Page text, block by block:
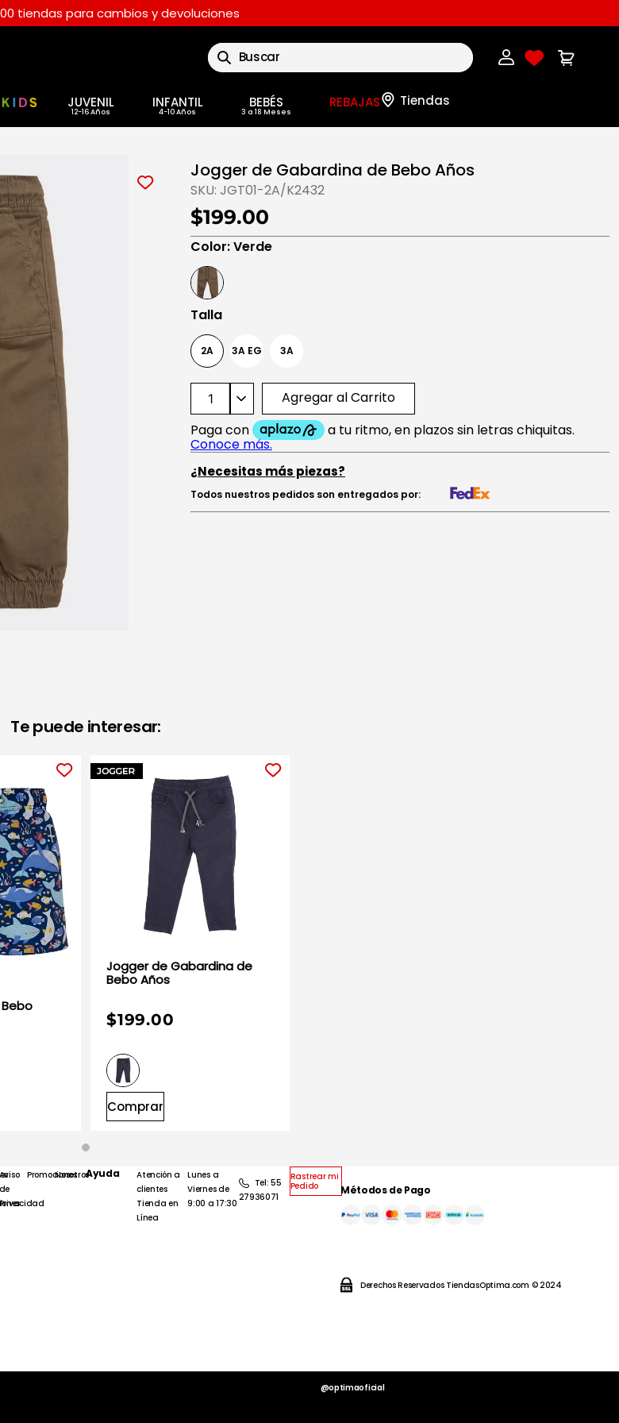
tiendas para cambios y devoluciones
Buscar
JUVENIL INFANTIL BEBÉS REBAJAS
Jogger de Gabardina de Bebo Años
SKU: JGT01-2A/K2432
$199.00
Color:Verde
Talla
2A 3A EG 3A
Agregar al Carrito
¿Necesitas más piezas?
Todos nuestros pedidos son entregados por:
Te puede interesar:
Jogger de Gabardina de
Bebo Años
$199.00
Comprar
de
Promociones
NosotrosAyuda
Atención a
clientes
Tienda en
Línea
Lunes a
Viernes de
9:00 a 17:30
Tel: 55
27936071
Rastrear mi
Pedido
Métodos de Pago
Derechos Reservados TiendasOptima.com © 2024
@optimaoficial